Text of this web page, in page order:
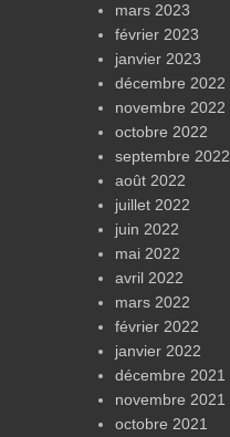
mars 2023
février 2023
janvier 2023
décembre 2022
novembre 2022
octobre 2022
septembre 2022
août 2022
juillet 2022
juin 2022
mai 2022
avril 2022
mars 2022
février 2022
janvier 2022
décembre 2021
novembre 2021
octobre 2021